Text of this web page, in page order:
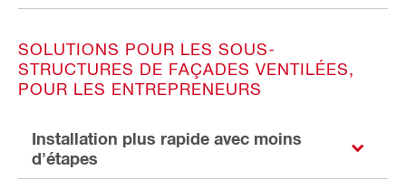
SOLUTIONS POUR LES SOUS-
STRUCTURES DE FAÇADES VENTILÉES,
POUR LES ENTREPRENEURS
Installation plus rapide avec moins
d'étapes